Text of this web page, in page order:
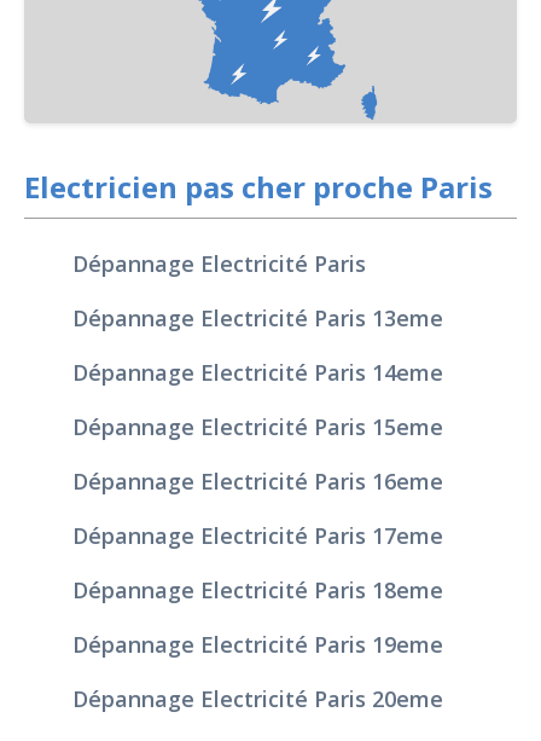
Electricien pas cher proche Paris
Dépannage Electricité Paris
Dépannage Electricité Paris 13eme
Dépannage Electricité Paris 14eme
Dépannage Electricité Paris 15eme
Dépannage Electricité Paris 16eme
Dépannage Electricité Paris 17eme
Dépannage Electricité Paris 18eme
Dépannage Electricité Paris 19eme
Dépannage Electricité Paris 20eme